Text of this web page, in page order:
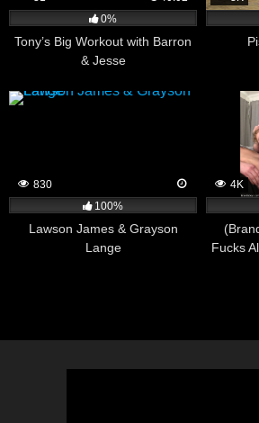
0%
Tony’s Big Workout with Barron
& Jesse
830
100%
Lawson James & Grayson
Lange
4K
Fucks